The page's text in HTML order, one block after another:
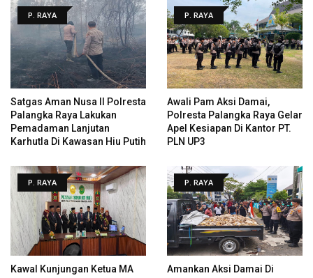
P. RAYA
Satgas Aman Nusa II Polresta
Palangka Raya Lakukan
Pemadaman Lanjutan
Karhutla Di Kawasan Hiu Putih
P. RAYA
Awali Pam Aksi Damai,
Polresta Palangka Raya Gelar
Apel Kesiapan Di Kantor PT.
PLN UP3
P. RAYA
Kawal Kunjungan Ketua MA
P. RAYA
Amankan Aksi Damai Di